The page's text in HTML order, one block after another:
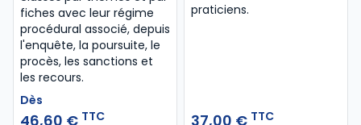
fiches avec leur régime
procédural associé, depuis
l'enquête, la poursuite, le
procès, les sanctions et
les recours.
Dès
46,60 € TTC
praticiens.
37,00 € TTC